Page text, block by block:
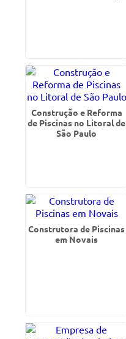
Construção e Reforma
de Piscinas no Litoral de
São Paulo
Construtora de Piscinas
em Novais